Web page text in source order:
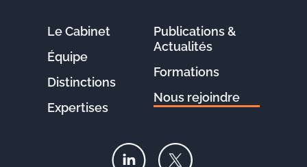
Le Cabinet
Équipe
Distinctions
Expertises
Publications &
Actualités
Formations
Nous rejoindre